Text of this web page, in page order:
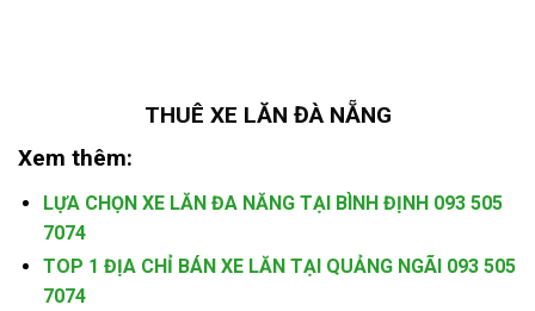
THUÊ XE LĂN ĐÀ NẴNG
Xem thêm:
LỰA CHỌN XE LĂN ĐA NĂNG TẠI BÌNH ĐỊNH 093 505
7074
TOP 1 ĐỊA CHỈ BÁN XE LĂN TẠI QUẢNG NGÃI 093 505
7074